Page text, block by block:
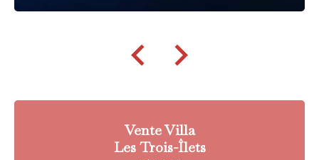
Vente Villa
Les Trois-Îlets